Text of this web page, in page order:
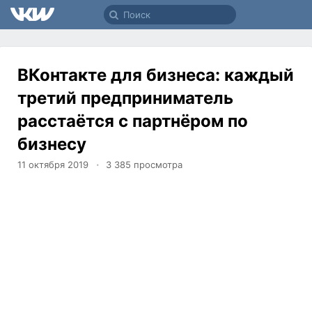
ВКонтакте для бизнеса: каждый
третий предприниматель
расстаётся с партнёром по
бизнесу
11 октября 2019 3 385 просмотра